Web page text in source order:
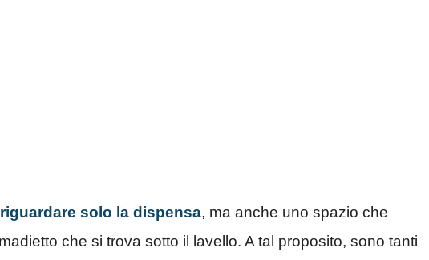
solo la dispensa, ma anche uno spazio che
che si trova sotto il lavello. A tal proposito, sono tanti